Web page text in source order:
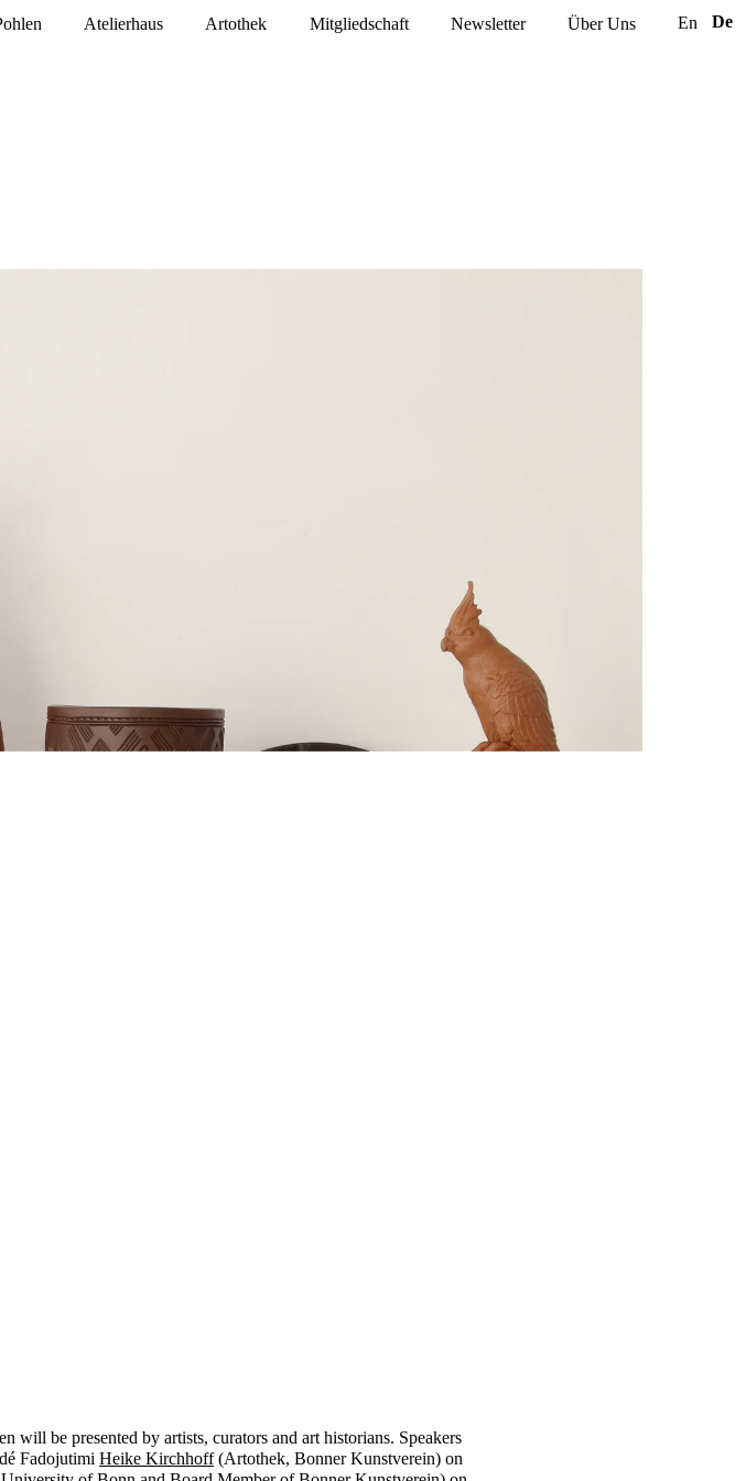
Atelierhaus Artothek Mitgliedschaft Newsletter Über Uns En De
will be presented by artists, curators and art historians. Speakers
Fadojutimi Heike Kirchhoff (Artothek, Bonner Kunstverein) on